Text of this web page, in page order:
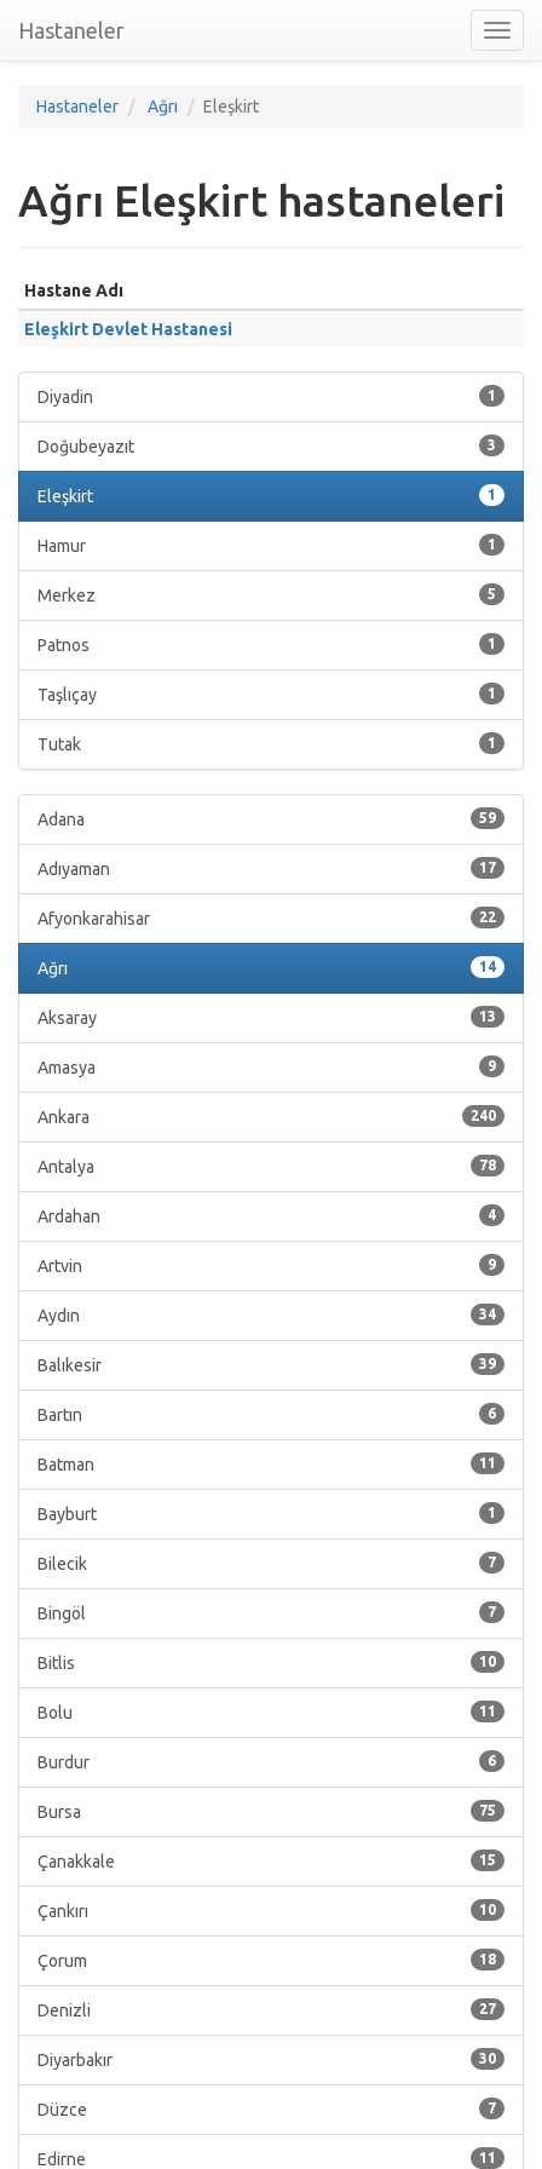
nav
Hastaneler
Hastaneler Ağrı Eleşkirt
Ağrı Eleşkirt hastaneleri
Hastane Adı
Eleşkirt Devlet Hastanesi
1
Diyadin
3
Doğubeyazıt
1
Eleşkirt
1
Hamur
5
Merkez
1
Patnos
1
Taşlıçay
1
Tutak
59
Adana
17
Adıyaman
22
Afyonkarahisar
14
Ağrı
13
Aksaray
9
Amasya
240
Ankara
78
Antalya
4
Ardahan
9
Artvin
34
Aydın
39
Balıkesir
6
Bartın
11
Batman
1
Bayburt
7
Bilecik
7
Bingöl
10
Bitlis
11
Bolu
6
Burdur
75
Bursa
15
Çanakkale
10
Çankırı
18
Çorum
27
Denizli
30
Diyarbakır
7
Düzce
11
Edirne